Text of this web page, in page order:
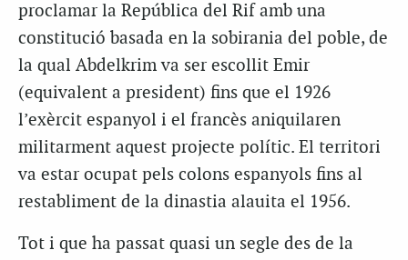
proclamar la República del Rif amb una
constitució basada en la sobirania del poble, de
la qual Abdelkrim va ser escollit Emir
(equivalent a president) fins que el 1926
l’exèrcit espanyol i el francès aniquilaren
militarment aquest projecte polític. El territori
va estar ocupat pels colons espanyols fins al
restabliment de la dinastia alauita el 1956.
Tot i que ha passat quasi un segle des de la